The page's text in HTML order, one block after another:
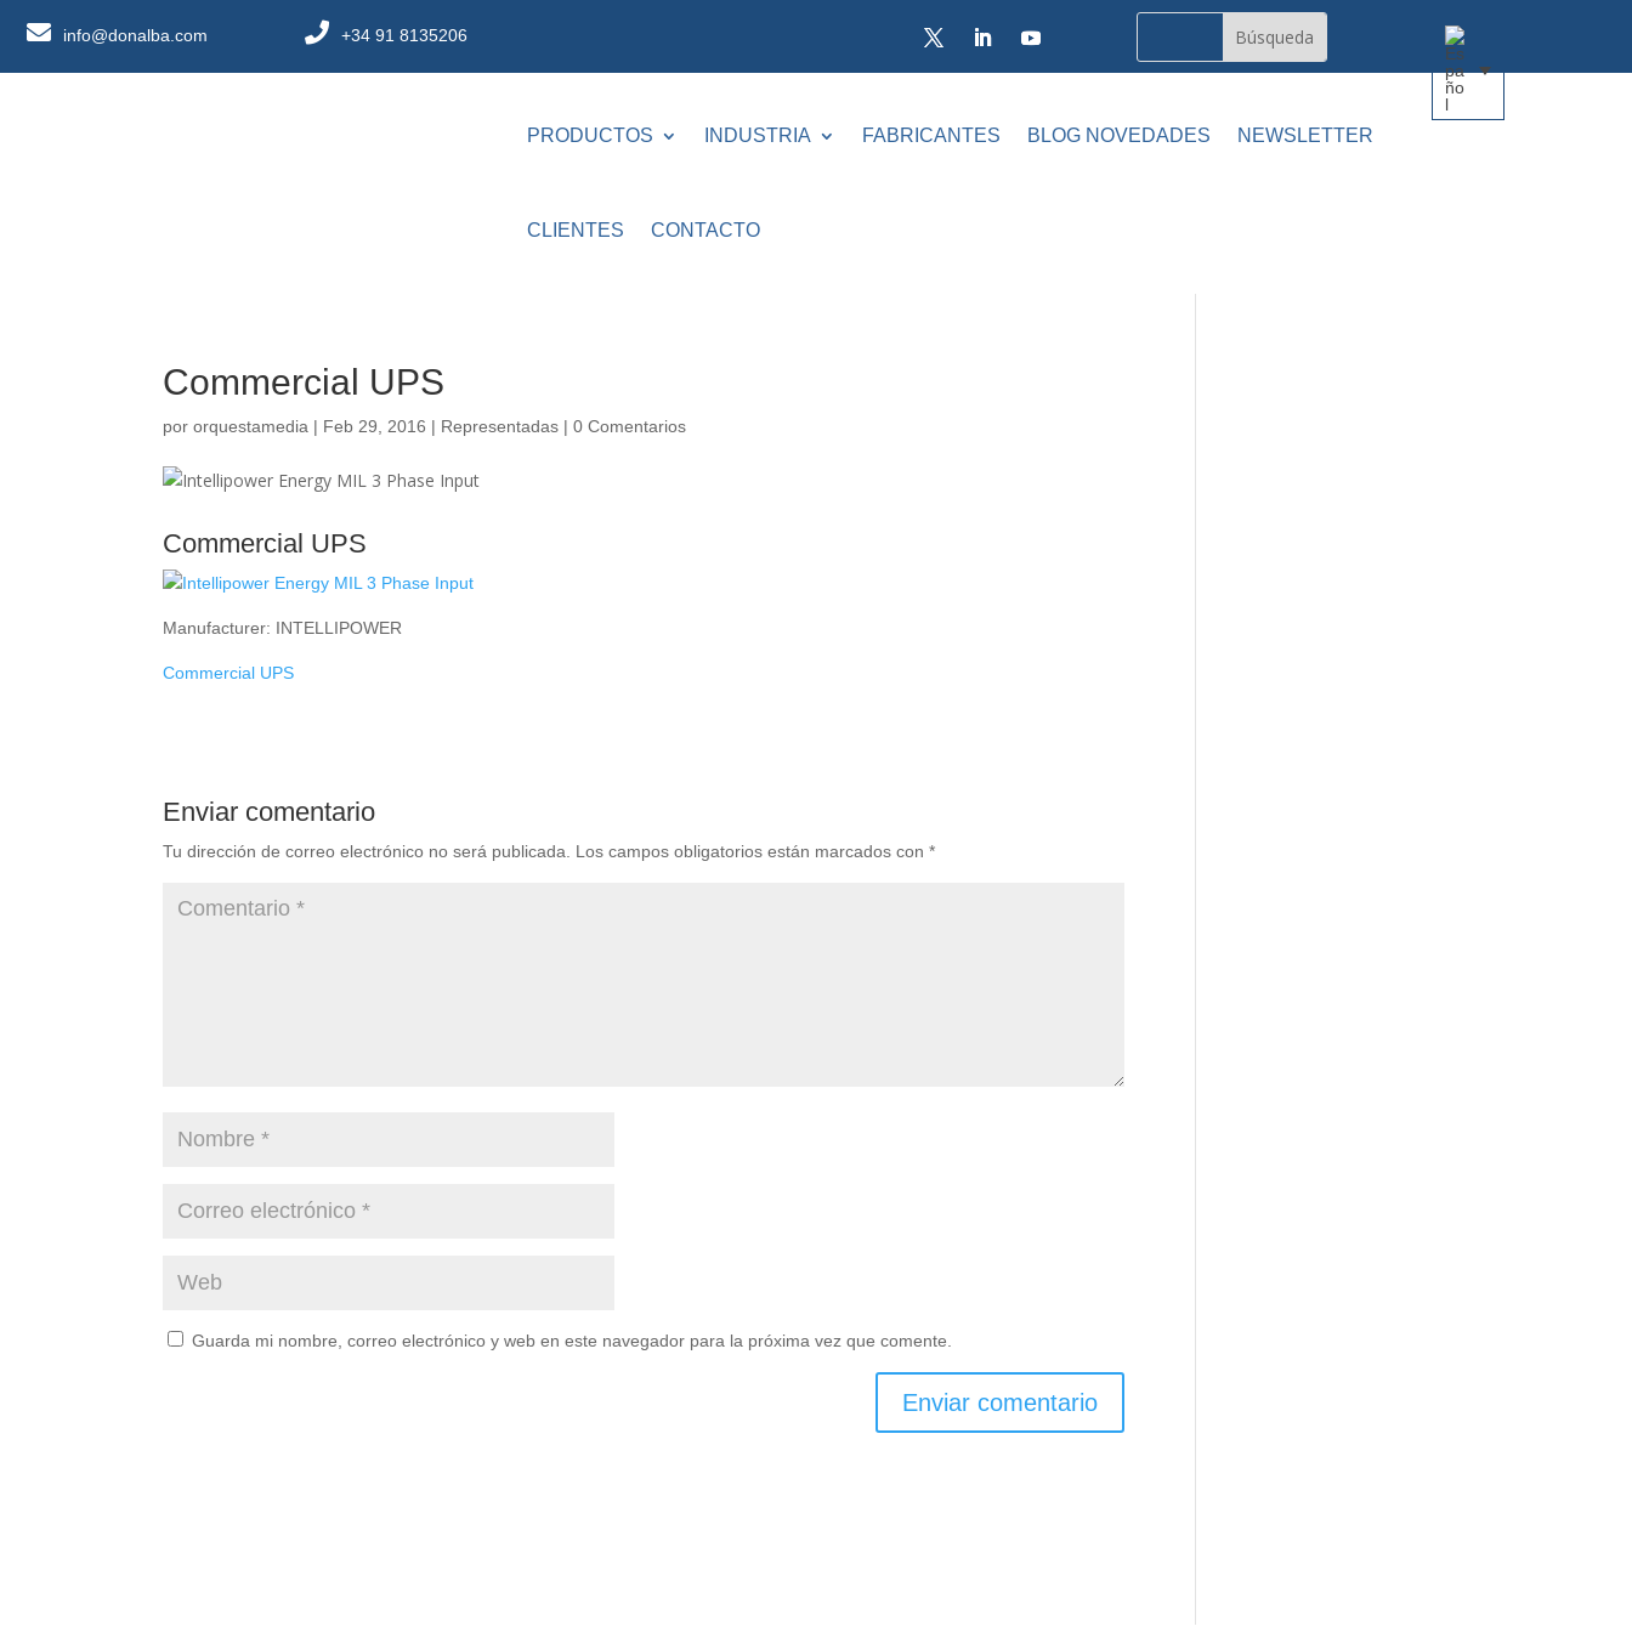
info@donalba.com +34 91 8135206
PRODUCTOS INDUSTRIA FABRICANTES BLOG NOVEDADES NEWSLETTER
CLIENTES CONTACTO
Commercial UPS
pororquestamedia | Feb 29, 2016 | Representadas |0 Comentarios
Commercial UPS
Manufacturer: INTELLIPOWER
Commercial UPS
Enviar comentario
Tu dirección de correo electrónico no será publicada. Los campos obligatorios están marcados con*
Guarda mi nombre, correo electrónico y web en este navegador para la próxima vez que comente.